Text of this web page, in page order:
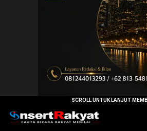
InsertRakyat.com
Fakta Bicara Rakyat Menilai